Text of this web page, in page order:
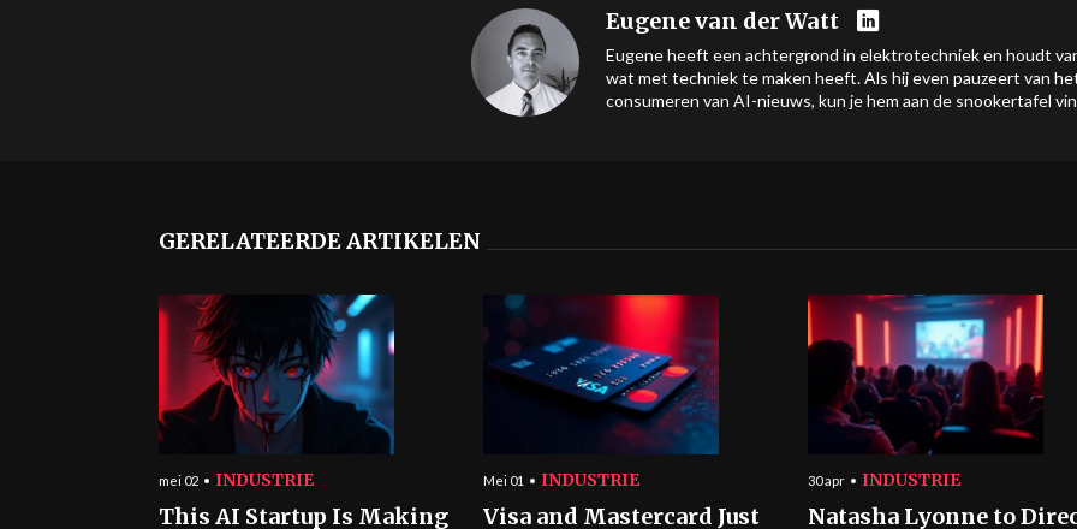
Eugene van der Watt
Eugene heeft een achtergrond in elektrotechniek en houdt
wat met techniek te maken heeft. Als hij even pauzeert van
consumeren van AI-nieuws, kun je hem aan de snookertafel
GERELATEERDE ARTIKELEN
mei 02 INDUSTRIE
This AI Startup Is Making
Mei 01 INDUSTRIE
Visa and Mastercard Just
30 apr INDUSTRIE
Natasha Lyonne to